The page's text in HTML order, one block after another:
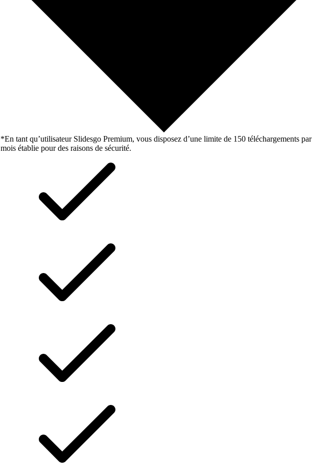
*En tant qu’utilisateur Slidesgo Premium, vous disposez d’une limite de 150 téléchargements par
mois établie pour des raisons de sécurité.